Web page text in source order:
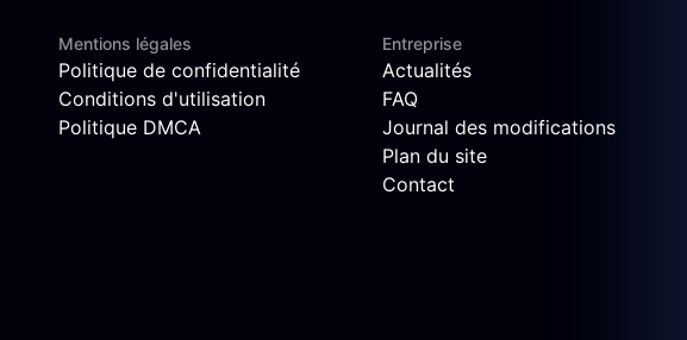
Mentions légales
Politique de confidentialité
Conditions d'utilisation
Politique DMCA
Entreprise
Actualités
FAQ
Journal des modifications
Plan du site
Contact